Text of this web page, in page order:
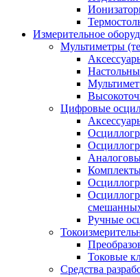
Измерительное
Мультиметры
Цифровые
Ручные
Токовые
Средства